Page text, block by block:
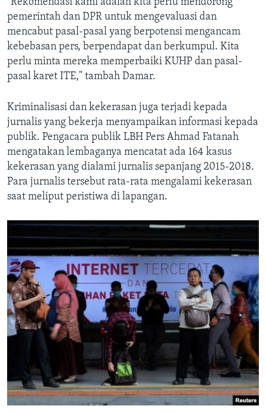
"Rekomendasi kami adalah kita perlu mendorong
pemerintah dan DPR untuk mengevaluasi dan
mencabut pasal-pasal yang berpotensi mengancam
kebebasan pers, berpendapat dan berkumpul. Kita
perlu minta mereka memperbaiki KUHP dan pasal-
pasal karet ITE," tambah Damar.
Kriminalisasi dan kekerasan juga terjadi kepada
jurnalis yang bekerja menyampaikan informasi kepada
publik. Pengacara publik LBH Pers Ahmad Fatanah
mengatakan lembaganya mencatat ada 164 kasus
kekerasan yang dialami jurnalis sepanjang 2015-2018.
Para jurnalis tersebut rata-rata mengalami kekerasan
saat meliput peristiwa di lapangan.